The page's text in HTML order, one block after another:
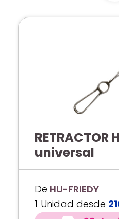
RETRACTOR
universal
De HU-FRIEDY
1 Unidad desde